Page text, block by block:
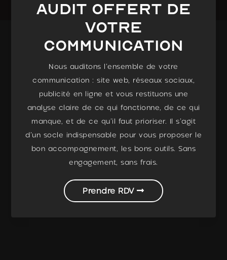
Audit Offert de
votre
communication
Nous auditons l’ensemble de votre
communication : site web, réseaux sociaux,
publicité en ligne et vous restituons une
analyse claire de ce qui fonctionne, de ce qui
manque, et de ce qu’il faut prioriser. Il s’agit
d’un socle indispensable pour vous proposer le
bon accompagnement, les bons outils. Sans
engagement, sans frais.
Prendre RDV